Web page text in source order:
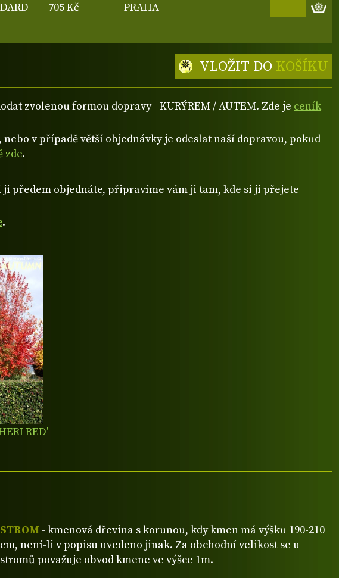
705 Kč PRAHA
VLOŽIT DO KOŠÍKU
RED'
zvolenou formou dopravy - KURÝREM / AUTEM. Zde je ceník
v případě větší objednávky je odeslat naší dopravou, pokud
zde.
předem objednáte, připravíme vám ji tam, kde si ji přejete
.
STROM - kmenová dřevina s korunou, kdy kmen má výšku 190-210
cm, není-li v popisu uvedeno jinak. Za obchodní velikost se u
stromů považuje obvod kmene ve výšce 1m.